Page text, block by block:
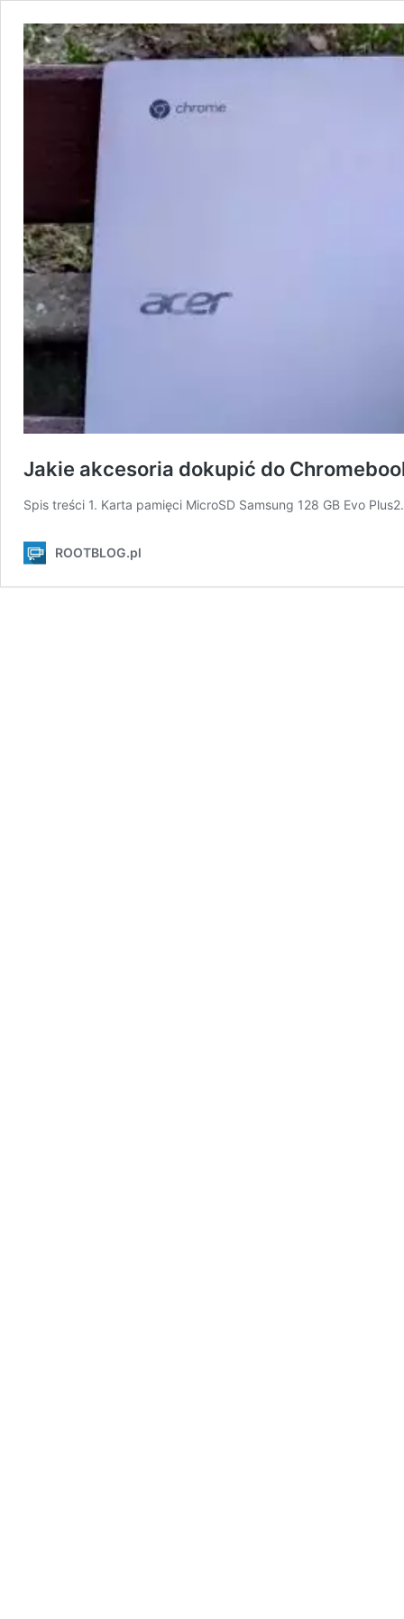
Jakie akcesoria dokupić do
Spis treści 1. Karta pamięci MicroSD Samsung 128 GB Evo
ROOTBLOG.pl